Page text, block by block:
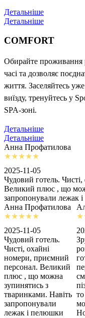
Детальніше
Детальніше
COMFORT
Обирайте проживання
часі та дозволяє
життя. Заселяйтесь
виїзду, тренуйтесь у
SPA-зоні.
Детальніше
Детальніше
Анна Профатилова
2025-11-05
Чудовий готель.
Великий плюс , що
запропонували лежак
Анна Профатилова
2025-11-05
Чудовий готель.
Чисті, охайні
номери, приємний
персонал. Великий
плюс , що можна
зупинятись з
тваринками. Навіть
запропонували
лежак і пелюшки
то